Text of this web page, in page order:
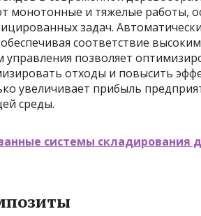
монотонные и тяжелые работы,
задач.
соответствие
управления позволяет
отходы и повысить
увеличивает прибыль
среды.
системы складирования